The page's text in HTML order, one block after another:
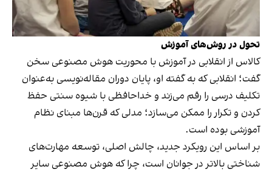
تحول در روش‌های آموزش
کالاس از انقلابی در آموزش با محوریت هوش مصنوعی سخن
گفت؛ انقلابی که به گفته او، پایان دوران مقاله‌نویسی به‌عنوان
تکلیف درسی را رقم می‌زند و خداحافظی با شیوه سنتی حفظ‌
کردن و تکرار را ممکن می‌سازد؛ مدلی که قرن‌ها مبنای نظام
آموزشی بوده است.
بر اساس این رویکرد جدید، چالش اصلی، توسعه مهارت‌های
شناختی بالاتر در جوانان است، چرا که هوش مصنوعی سایر